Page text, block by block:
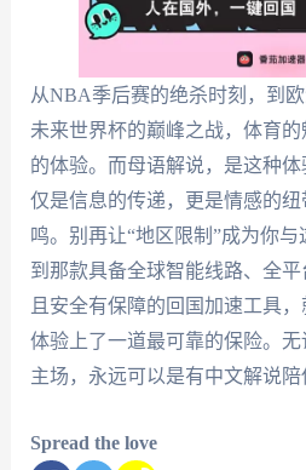
从NBA季后赛的绝杀时刻，到
未来世界杯的巅峰之战，体育
的体验。而母语解说，是这种
仅是信息的传递，更是情感的
鸣。别再让“地区限制”成为你
到那款具备全球智能线路、全
且安全有保障的回国加速工具
体验上了一道最可靠的保险。
主场，永远可以是有中文解说陪
Spread the love